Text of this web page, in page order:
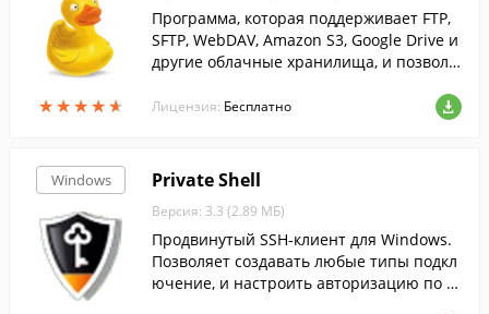
★★★★★
★★★★★
Программа, которая поддерживает FTP,
SFTP, WebDAV, Amazon S3, Google Drive и
другие облачные хранилища, и позволя
йлами в них....
Лицензия: Бесплатно
Windows Private Shell
Версия: 3.3 (2.89 МБ)
Продвинутый SSH-клиент для Windows.
Позволяет создавать любые типы подкл
ючение, и настроить авторизацию по к